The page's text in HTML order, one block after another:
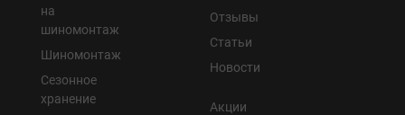
на
шиномонтаж
Шиномонтаж
Сезонное
хранение
Отзывы
Статьи
Новости
Акции